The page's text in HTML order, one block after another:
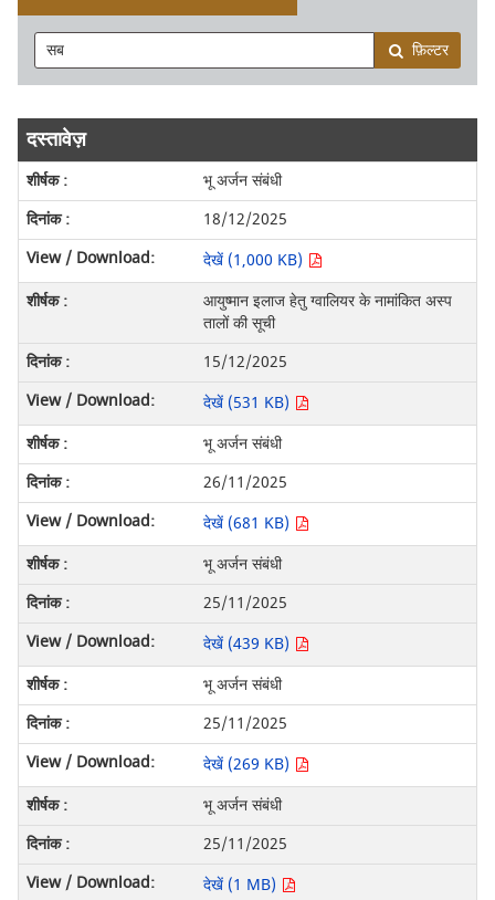
फ़िल्टर
दस्तावेज़
भू अर्जन संबंधी
18/12/2025
देखें (1,000 KB)
आयुष्मान इलाज हेतु ग्वालियर के नामांकित अस्प
तालों की सूची
15/12/2025
देखें (531 KB)
भू अर्जन संबंधी
26/11/2025
देखें (681 KB)
भू अर्जन संबंधी
25/11/2025
देखें (439 KB)
भू अर्जन संबंधी
25/11/2025
देखें (269 KB)
भू अर्जन संबंधी
25/11/2025
देखें (1 MB)